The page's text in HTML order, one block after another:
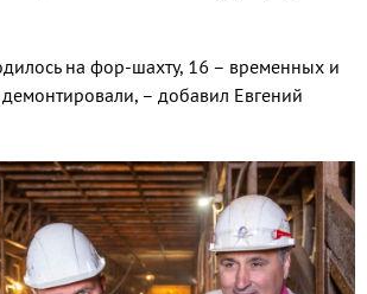
на фор-шахту, 16 – временных и
– добавил Евгений